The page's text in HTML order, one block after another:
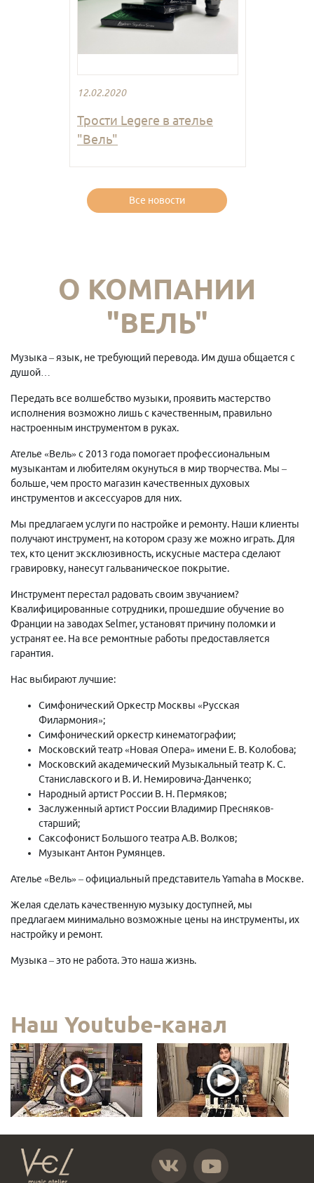
12.02.2020
Трости Legere в ателье
"Вель"
Все новости
О КОМПАНИИ
"ВЕЛЬ"
Музыка – язык, не требующий перевода. Им душа общается с
душой…
Передать все волшебство музыки, проявить мастерство
исполнения возможно лишь с качественным, правильно
настроенным инструментом в руках.
Ателье «Вель» с 2013 года помогает профессиональным
музыкантам и любителям окунуться в мир творчества. Мы –
больше, чем просто магазин качественных духовых
инструментов и аксессуаров для них.
Мы предлагаем услуги по настройке и ремонту. Наши клиенты
получают инструмент, на котором сразу же можно играть. Для
тех, кто ценит эксклюзивность, искусные мастера сделают
гравировку, нанесут гальваническое покрытие.
Инструмент перестал радовать своим звучанием?
Квалифицированные сотрудники, прошедшие обучение во
Франции на заводах Selmer, установят причину поломки и
устранят ее. На все ремонтные работы предоставляется
гарантия.
Нас выбирают лучшие:
Симфонический Оркестр Москвы «Русская
Филармония»;
Симфонический оркестр кинематографии;
Московский театр «Новая Опера» имени Е. В. Колобова;
Московский академический Музыкальный театр К. С.
Станиславского и В. И. Немировича-Данченко;
Народный артист России В. Н. Пермяков;
Заслуженный артист России Владимир Пресняков-
старший;
Саксофонист Большого театра А.В. Волков;
Музыкант Антон Румянцев.
Ателье «Вель» – официальный представитель Yamaha в Москве.
Желая сделать качественную музыку доступней, мы
предлагаем минимально возможные цены на инструменты, их
настройку и ремонт.
Музыка – это не работа. Это наша жизнь.
Наш Youtube-канал